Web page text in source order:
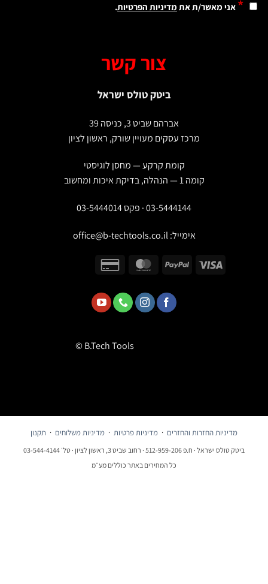
אני מאשר/ת אתמדיניות הפרטיות.
צור קשר
ביטק טולס ישראל
אברהם שביט 3, כניסה 39
מרכז עסקים מעויין שורק, ראשון לציון
קומת קרקע — מחסן לוגיסטי
03-5444144 · פקס 03-5444014
אימייל:office@b-techtools.co.il
© B.Tech Tools
מדיניות החזרות והחזרים ·מדיניות פרטיות·מדיניות משלוחים·תקנון
ביטק טולס ישראל · ח.פ 512-959-206 · רחוב שביט 3, ראשון לציון · טל׳ 03-544-4144
כל המחירים באתר כוללים מע״מ